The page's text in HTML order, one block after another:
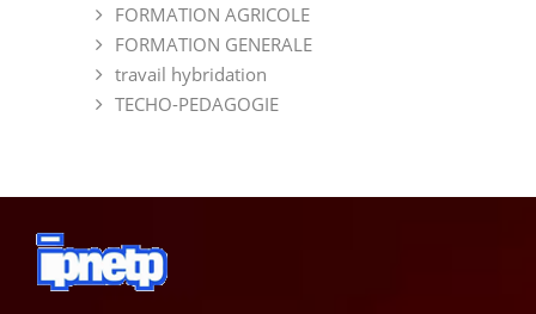
FORMATION AGRICOLE
FORMATION GENERALE
travail hybridation
TECHO-PEDAGOGIE